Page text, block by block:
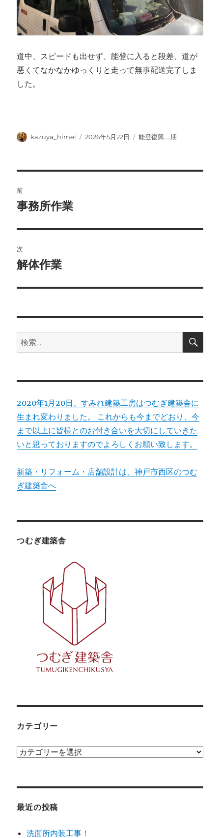
道中、スピードも出せず、能登に入ると段差、道が
悪くてなかなかゆっくりと走って無事配送完了しま
した。
投
kazuya_himei
投
2026年5月22日
カ
能登復興二期
稿
ビ
ゲ
ー
ン
前
前
投
稿:
事務所作業
次
次
投
解体作業
検
索:
検
2020年1月20日、すみれ建築工房はつむぎ建築舎に
生まれ変わりました。 これからも今までどおり、今
まで以上に皆様とのお付き合いを大切にしていきた
いと思っておりますのでよろしくお願い致します。
新築・リフォーム・店舗設計は、神戸市西区のつむ
ぎ建築舎へ
つむぎ建築舎
カテゴリー
カ
ー
最近の投稿
洗面所内装工事！